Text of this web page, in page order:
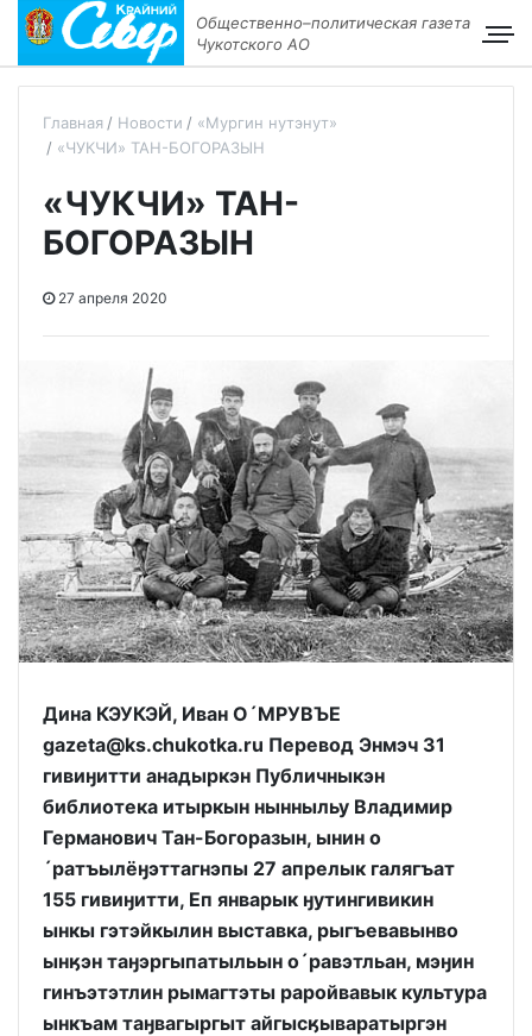
Общественно–политическая газета
Чукотского АО
Главная Новости
«Мургин нутэнут»
«ЧУКЧИ» ТАН-БОГОРАЗЫН
«ЧУКЧИ» ТАН-
БОГОРАЗЫН
27 апреля 2020
Дина КЭУКЭЙ, Иван О´МРУВЪЕ
gazeta@ks.chukotka.ru Перевод Энмэч 31
гивиӈитти анадыркэн Публичныкэн
библиотека итыркын нынныльу Владимир
Германович Тан-Богоразын, ынин о
´ратъылёӈэттагнэпы 27 апрелык галягъат
155 гивиӈитти, Еп январык ӈутингивикин
ынкы гэтэйкылин выставка, рыгъевавынво
ынӄэн таӈэргыпатыльын о´равэтльан, мэӈин
гинъэтэтлин рымагтэты раройвавык культура
ынкъам таӈвагыргыт айгысӄываратыргэн